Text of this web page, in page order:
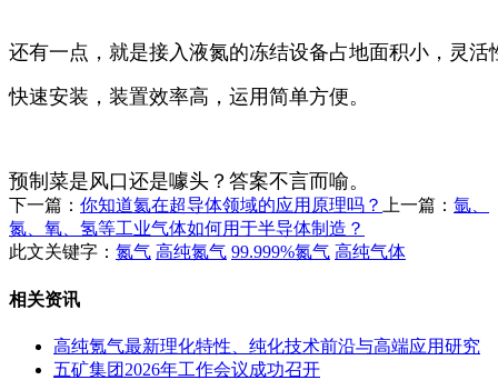
还有一点，就是接入液氮的冻结设备占地面积小，灵活
快速安装，装置效率高，运用简单方便。
预制菜是风口还是噱头？答案不言而喻。
下一篇： 你知道氦在超导体领域的应用原理吗？ 上一篇： 氩、
氮、氧、氢等工业气体如何用于半导体制造？
此文关键字： 氮气 高纯氮气 99.999%氮气 高纯气体
相关资讯
高纯氪气最新理化特性、纯化技术前沿与高端应用研究
五矿集团2026年工作会议成功召开